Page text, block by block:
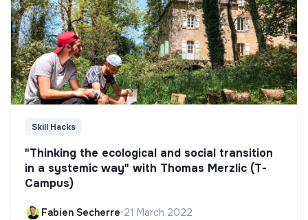
Skill Hacks
"Thinking the ecological and social transition
in a systemic way" with Thomas Merzlic (T-
Campus)
Fabien Secherre•21 March 2022